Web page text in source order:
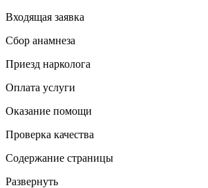
Входящая заявка
Сбор анамнеза
Приезд нарколога
Оплата услуги
Оказание помощи
Проверка качества
Содержание страницы
Развернуть